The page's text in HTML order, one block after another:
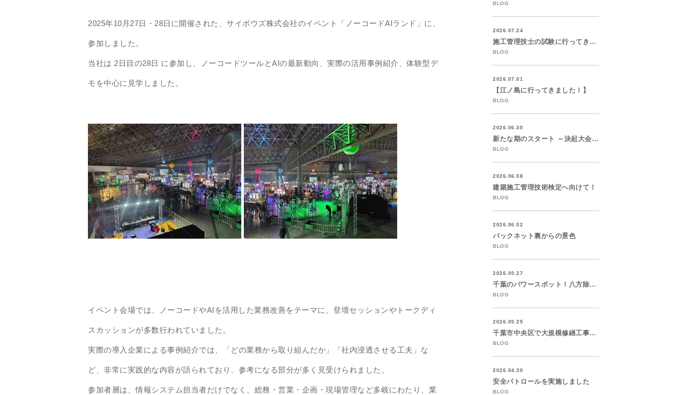
2025年10月27日・28日に開催された、サイボウズ株式会社のイベント「ノーコードAIランド」に、
参加しました。
当社は 2日目の28日 に参加し、ノーコードツールとAIの最新動向、実際の活用事例紹介、体験型デ
モを中心に見学しました。
イベント会場では、ノーコードやAIを活用した業務改善をテーマに、登壇セッションやトークディ
スカッションが多数行われていました。
実際の導入企業による事例紹介では、「どの業務から取り組んだか」「社内浸透させる工夫」な
ど、非常に実践的な内容が語られており、参考になる部分が多く見受けられました。
参加者層は、情報システム担当者だけでなく、総務・営業・企画・現場管理など多岐にわたり、業
BLOG
2026.07.24
施工管理技士の試験に行ってきました。
BLOG
2026.07.01
【江ノ島に行ってきました！】
BLOG
2026.06.30
新たな期のスタート ～決起大会を開催しま...
BLOG
2026.06.08
建築施工管理技術検定へ向けて！
BLOG
2026.06.02
バックネット裏からの景色
BLOG
2026.05.27
千葉のパワースポット！八方除の神様 「検...
BLOG
2026.05.25
千葉市中央区で大規模修繕工事を着工いたし...
BLOG
2026.04.30
安全パトロールを実施しました
BLOG